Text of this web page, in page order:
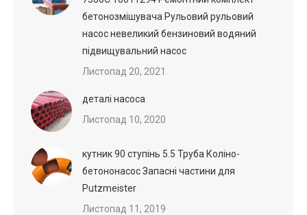
бетонозмішувача Рульовий рульовий
насос невеликий бензиновий водяний
підвищувальний насос
Листопад 20, 2021
деталі насоса
Листопад 10, 2020
кутник 90 ступінь 5.5 Труба Коліно-
бетононасос Запасні частини для
Putzmeister
Листопад 11, 2019